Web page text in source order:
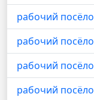
рабочий
рабочий
рабочий
рабочий